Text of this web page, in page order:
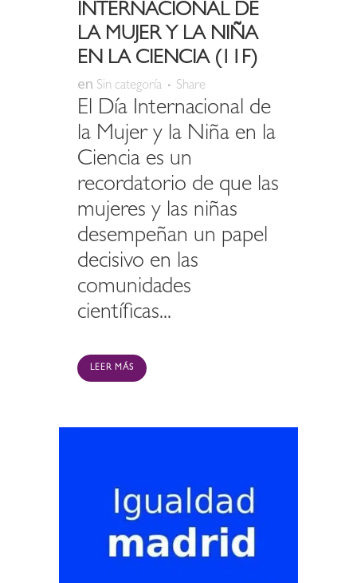
INTERNACIONAL DE
LA MUJER Y LA NIÑA
EN LA CIENCIA (11F)
en Sin categoría Share
El Día Internacional de
la Mujer y la Niña en la
Ciencia es un
recordatorio de que las
mujeres y las niñas
desempeñan un papel
decisivo en las
comunidades
científicas...
LEER MÁS